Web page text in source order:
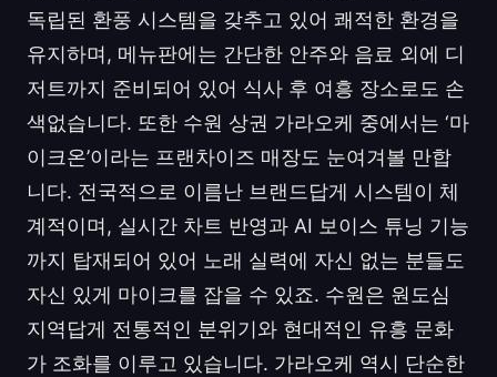
독립된 환풍 시스템을 갖추고 있어 쾌적한 환경을
유지하며, 메뉴판에는 간단한 안주와 음료 외에 디
저트까지 준비되어 있어 식사 후 여흥 장소로도 손
색없습니다. 또한 수원 상권 가라오케 중에서는 ‘마
이크온’이라는 프랜차이즈 매장도 눈여겨볼 만합
니다. 전국적으로 이름난 브랜드답게 시스템이 체
계적이며, 실시간 차트 반영과 AI 보이스 튜닝 기능
까지 탑재되어 있어 노래 실력에 자신 없는 분들도
자신 있게 마이크를 잡을 수 있죠. 수원은 원도심
지역답게 전통적인 분위기와 현대적인 유흥 문화
가 조화를 이루고 있습니다. 가라오케 역시 단순한